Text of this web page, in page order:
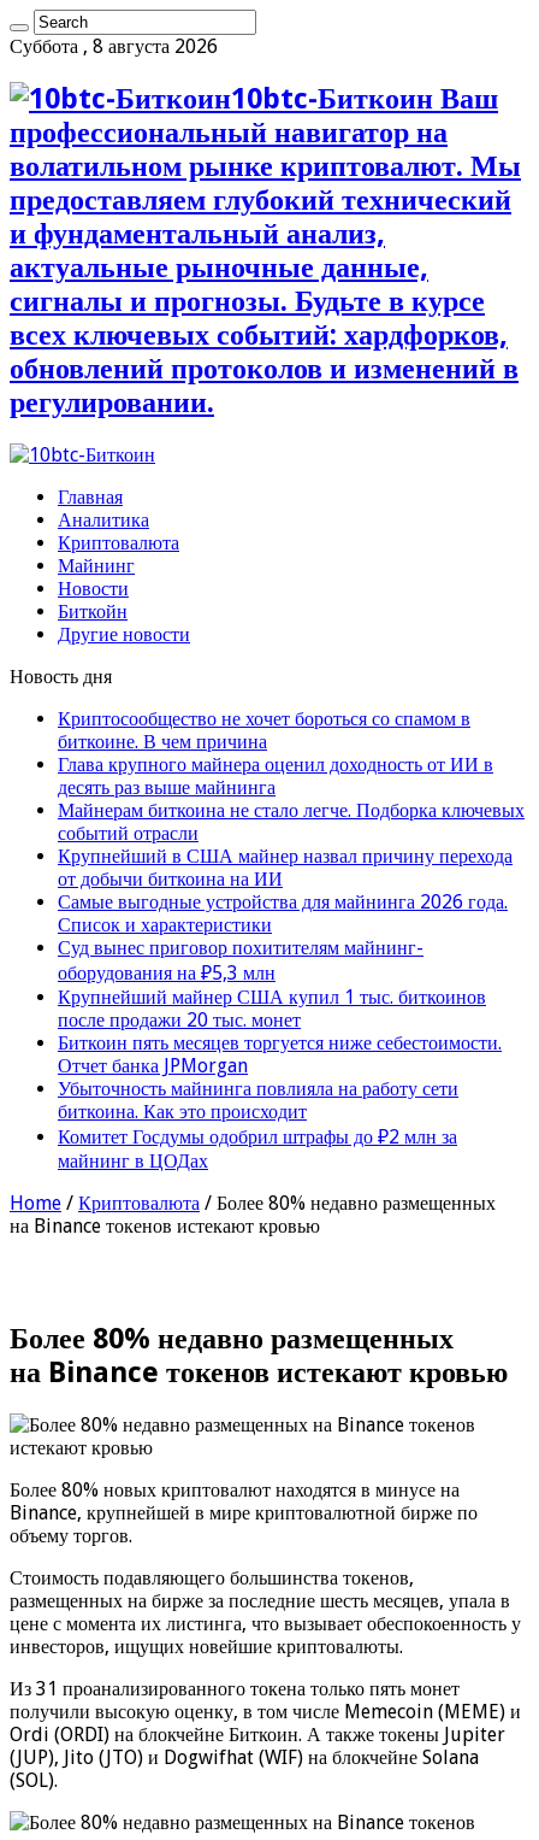
Суббота , 8 августа 2026
10btc-Биткоин Ваш
профессиональный навигатор на
волатильном рынке криптовалют. Мы
предоставляем глубокий технический
и фундаментальный анализ,
актуальные рыночные данные,
сигналы и прогнозы. Будьте в курсе
всех ключевых событий: хардфорков,
обновлений протоколов и изменений в
регулировании.
Главная
Аналитика
Криптовалюта
Майнинг
Новости
Биткойн
Другие новости
Новость дня
Криптосообщество не хочет бороться со спамом в
биткоине. В чем причина
Глава крупного майнера оценил доходность от ИИ в
десять раз выше майнинга
Майнерам биткоина не стало легче. Подборка ключевых
событий отрасли
Крупнейший в США майнер назвал причину перехода
от добычи биткоина на ИИ
Самые выгодные устройства для майнинга 2026 года.
Список и характеристики
Суд вынес приговор похитителям майнинг-
оборудования на ₽5,3 млн
Крупнейший майнер США купил 1 тыс. биткоинов
после продажи 20 тыс. монет
Биткоин пять месяцев торгуется ниже себестоимости.
Отчет банка JPMorgan
Убыточность майнинга повлияла на работу сети
биткоина. Как это происходит
Комитет Госдумы одобрил штрафы до ₽2 млн за
майнинг в ЦОДах
Home / Криптовалюта / Более 80% недавно размещенных
на Binance токенов истекают кровью
Более 80% недавно размещенных
на Binance токенов истекают кровью
Более 80% новых криптовалют находятся в минусе на
Binance, крупнейшей в мире криптовалютной бирже по
объему торгов.
Стоимость подавляющего большинства токенов,
размещенных на бирже за последние шесть месяцев, упала в
цене с момента их листинга, что вызывает обеспокоенность у
инвесторов, ищущих новейшие криптовалюты.
Из 31 проанализированного токена только пять монет
получили высокую оценку, в том числе Memecoin (MEME) и
Ordi (ORDI) на блокчейне Биткоин. А также токены Jupiter
(JUP), Jito (JTO) и Dogwifhat (WIF) на блокчейне Solana
(SOL).